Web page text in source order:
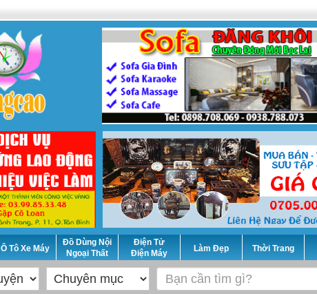
Ô Tô Xe Máy
Đồ Dùng Nội
Ngoại Thất
Điện Tử
Điện Máy
Làm Đẹp Thời Trang